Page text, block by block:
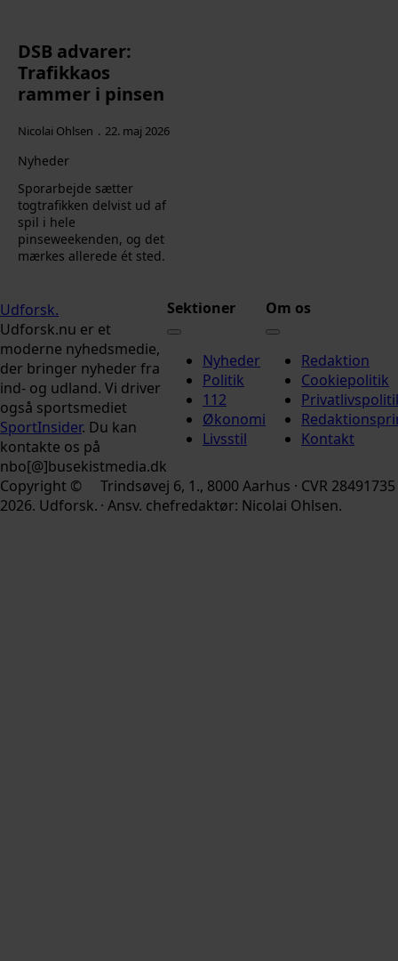
DSB advarer:
Trafikkaos
rammer i pinsen
Nicolai Ohlsen 22. maj 2026
Nyheder
Sporarbejde sætter
togtrafikken delvist ud af
spil i hele
pinseweekenden, og det
mærkes allerede ét sted.
Udforsk.
Udforsk.nu er et
moderne nyhedsmedie,
der bringer nyheder fra
ind- og udland. Vi driver
også sportsmediet
SportInsider. Du kan
kontakte os på
nbo[@]busekistmedia.dk
Sektioner
Nyheder
Politik
112
Økonomi
Livsstil
Om os
Redaktion
Cookiepolitik
Kontakt
Copyright ©
2026. Udforsk.
Trindsøvej 6, 1., 8000 Aarhus · CVR 28491735
· Ansv. chefredaktør: Nicolai Ohlsen.